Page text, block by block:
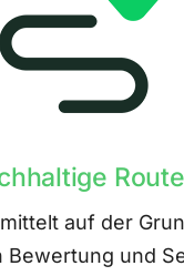
auf der
Bewertung und